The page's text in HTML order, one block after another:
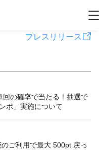
プレスリリース
の確率で当たる！抽選で
ボ」実施について
ご利用で最大 500pt 戻っ